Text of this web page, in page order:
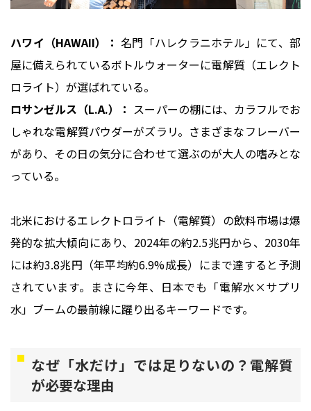
ハワイ（HAWAII）： 名門「ハレクラニホテル」にて、部
屋に備えられているボトルウォーターに電解質（エレクト
ロライト）が選ばれている。
ロサンゼルス（L.A.）： スーパーの棚には、カラフルでお
しゃれな電解質パウダーがズラリ。さまざまなフレーバー
があり、その日の気分に合わせて選ぶのが大人の嗜みとな
っている。
北米におけるエレクトロライト（電解質）の飲料市場は爆
発的な拡大傾向にあり、2024年の約2.5兆円から、2030年
には約3.8兆円（年平均約6.9%成長）にまで達すると予測
されています。まさに今年、日本でも「電解水×サプリ
水」ブームの最前線に躍り出るキーワードです。
なぜ「水だけ」では足りないの？電解質
が必要な理由